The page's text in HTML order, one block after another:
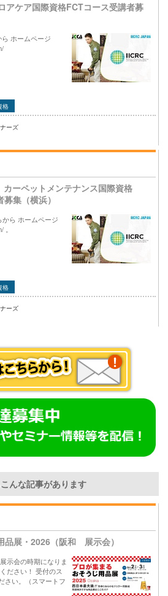
アケア国際資格FCTコース受講者募
ホームページ
格
ーズ
ーペットメンテナンス国際資格
集（横浜）
ら ホームページ
格
ーズ
んな記事があります
品展・2026（阪和 展示会）
示会の時期になりま
ださい！ 受付のス
さい。（スマートフ